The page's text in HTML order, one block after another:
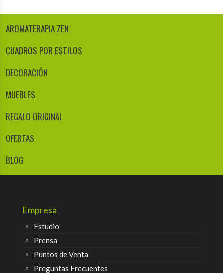
AROMATERAPIA ZEN
CUADROS POR ESTILOS
DECORACIÓN
MUEBLES
REGALO ORIGINAL
OFERTAS
BLOG
Empresa
Estudio
Prensa
Puntos de Venta
Preguntas Frecuentes